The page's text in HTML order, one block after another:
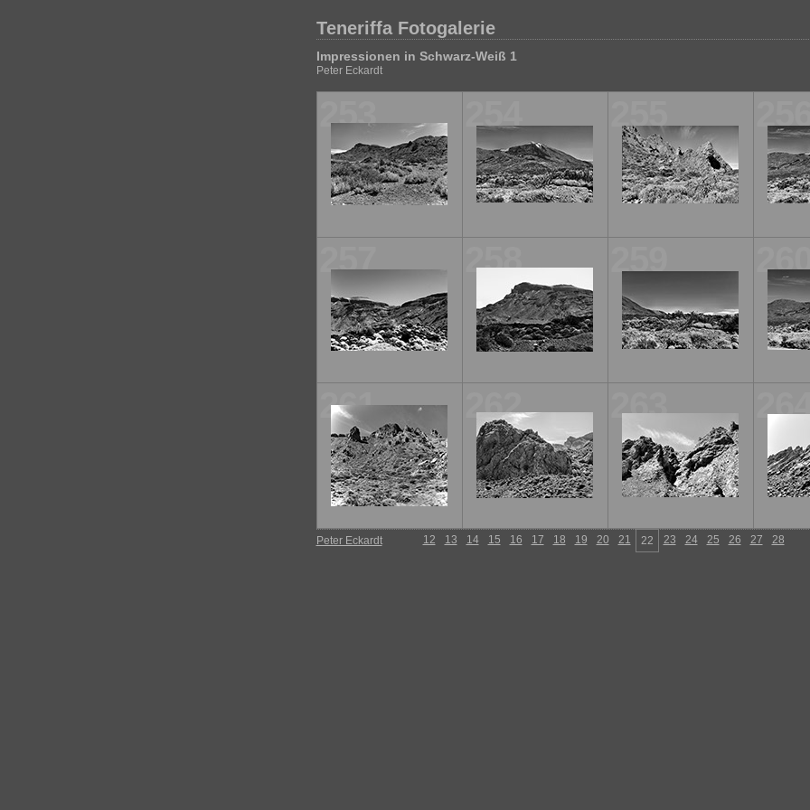
Teneriffa Fotogalerie
Impressionen in Schwarz-Weiß 1
Peter Eckardt
253
257 258
261 262 263
12 13 14 15 16 17 18 19 20 21 22 23 24 25 26 27 28
Peter Eckardt